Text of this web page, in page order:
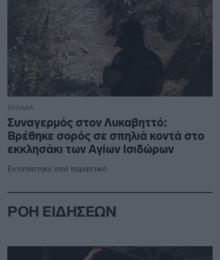
ΕΛΛΑΔΑ
Συναγερμός στον Λυκαβηττό:
Βρέθηκε σορός σε σπηλιά κοντά στο
εκκλησάκι των Αγίων Ισιδώρων
Εντοπίστηκε από περαστικό
ΡΟΗ ΕΙΔΗΣΕΩΝ